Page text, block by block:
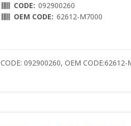
CODE: 092900260
OEM CODE: 62612-M7000
CODE: 092900260, OEM CODE:62612-